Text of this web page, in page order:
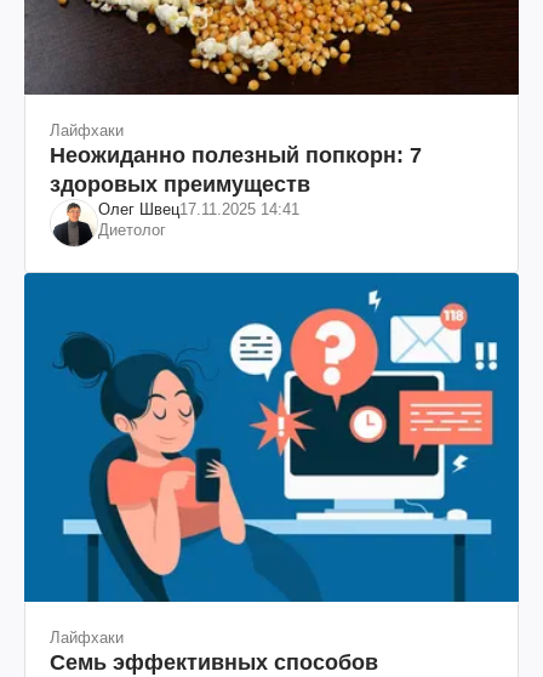
Лайфхаки
Неожиданно полезный попкорн: 7
здоровых преимуществ
Олег Швец17.11.2025 14:41
Диетолог
Лайфхаки
Семь эффективных способов